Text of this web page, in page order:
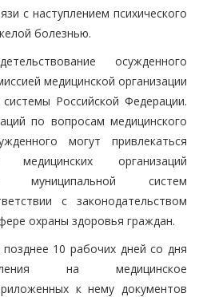
с наступлением психического
болезнью.
осужденного
медицинской организации
Российской Федерации.
по вопросам медицинского
могут привлекаться
медицинских организаций
муниципальной систем
с законодательством
охраны здоровья граждан.
10 рабочих дней со дня
на медицинское
к нему документов